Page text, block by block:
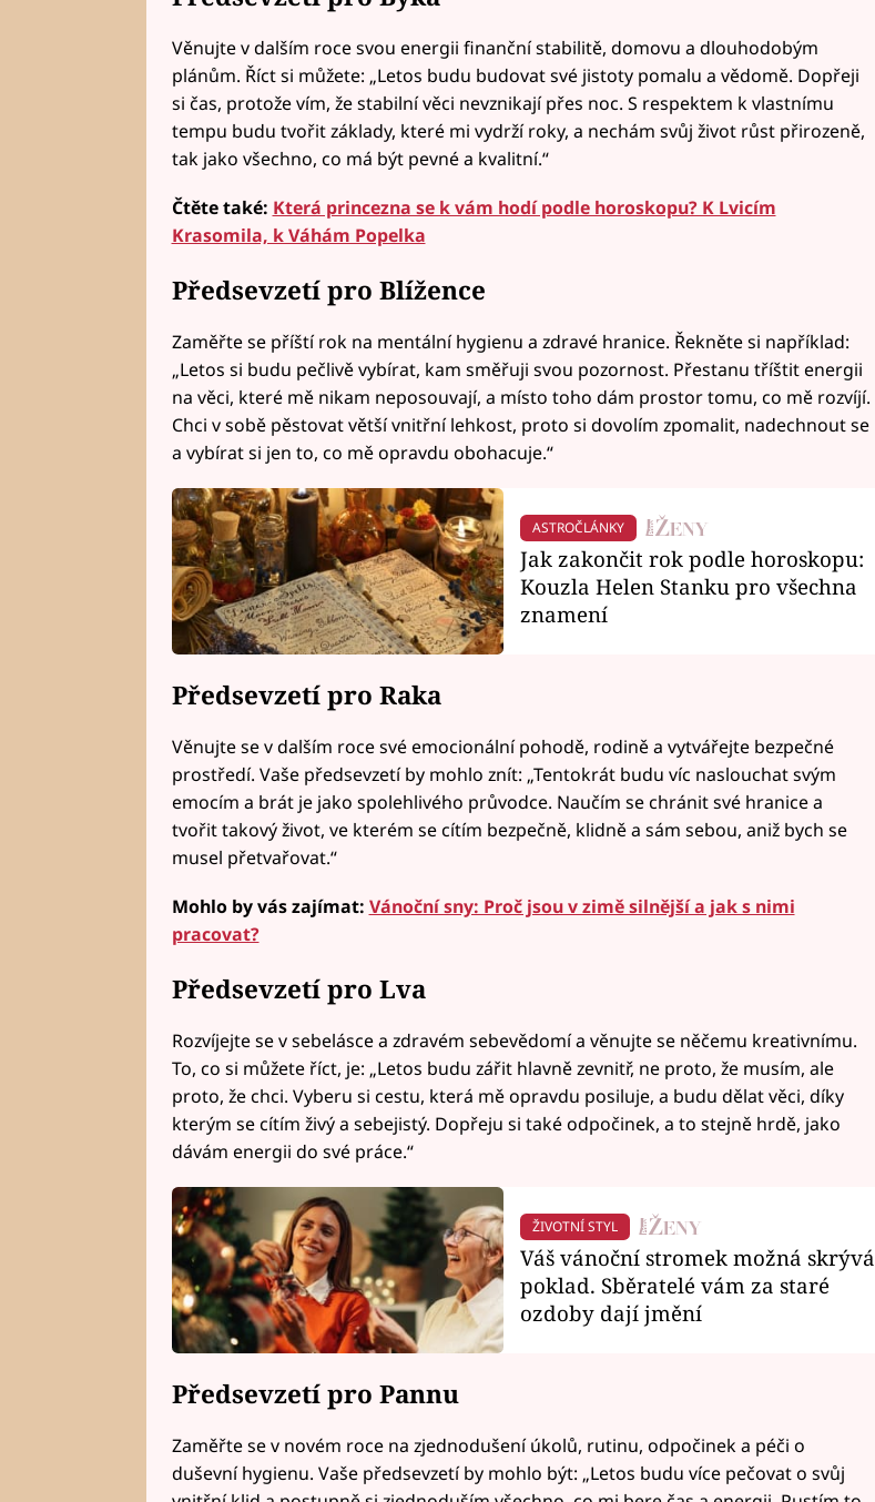
Věnujte v dalším roce svou energii finanční stabilitě, domovu a dlouhodobým
plánům. Říct si můžete: „Letos budu budovat své jistoty pomalu a vědomě. Dopřeji
si čas, protože vím, že stabilní věci nevznikají přes noc. S respektem k vlastnímu
tempu budu tvořit základy, které mi vydrží roky, a nechám svůj život růst přirozeně,
tak jako všechno, co má být pevné a kvalitní.“
Čtěte také: Která princezna se k vám hodí podle horoskopu? K Lvicím
Krasomila, k Váhám Popelka
Předsevzetí pro Blížence
Zaměřte se příští rok na mentální hygienu a zdravé hranice. Řekněte si například:
„Letos si budu pečlivě vybírat, kam směřuji svou pozornost. Přestanu tříštit energii
na věci, které mě nikam neposouvají, a místo toho dám prostor tomu, co mě rozvíjí.
Chci v sobě pěstovat větší vnitřní lehkost, proto si dovolím zpomalit, nadechnout se
a vybírat si jen to, co mě opravdu obohacuje.“
ASTROČLÁNKY
Jak zakončit rok podle horoskopu:
Kouzla Helen Stanku pro všechna
znamení
Předsevzetí pro Raka
Věnujte se v dalším roce své emocionální pohodě, rodině a vytvářejte bezpečné
prostředí. Vaše předsevzetí by mohlo znít: „Tentokrát budu víc naslouchat svým
emocím a brát je jako spolehlivého průvodce. Naučím se chránit své hranice a
tvořit takový život, ve kterém se cítím bezpečně, klidně a sám sebou, aniž bych se
musel přetvařovat.“
Mohlo by vás zajímat: Vánoční sny: Proč jsou v zimě silnější a jak s nimi
pracovat?
Předsevzetí pro Lva
Rozvíjejte se v sebelásce a zdravém sebevědomí a věnujte se něčemu kreativnímu.
To, co si můžete říct, je: „Letos budu zářit hlavně zevnitř, ne proto, že musím, ale
proto, že chci. Vyberu si cestu, která mě opravdu posiluje, a budu dělat věci, díky
kterým se cítím živý a sebejistý. Dopřeju si také odpočinek, a to stejně hrdě, jako
dávám energii do své práce.“
ŽIVOTNÍ STYL
Váš vánoční stromek možná skrývá
poklad. Sběratelé vám za staré
ozdoby dají jmění
Předsevzetí pro Pannu
Zaměřte se v novém roce na zjednodušení úkolů, rutinu, odpočinek a péči o
duševní hygienu. Vaše předsevzetí by mohlo být: „Letos budu více pečovat o svůj